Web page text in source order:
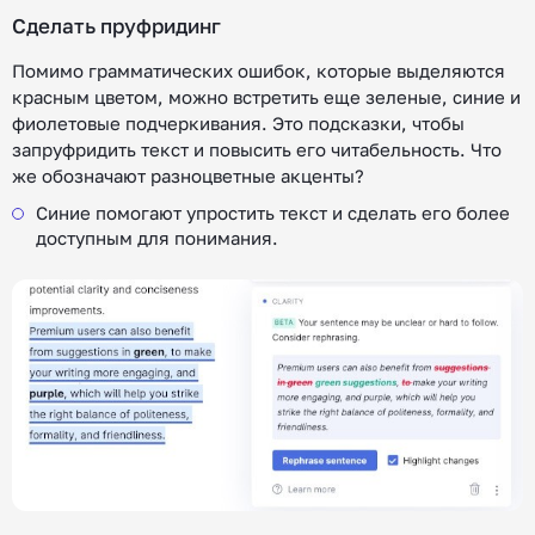
Сделать пруфридинг
Помимо грамматических ошибок, которые выделяются
красным цветом, можно встретить еще зеленые, синие и
фиолетовые подчеркивания. Это подсказки, чтобы
запруфридить текст и повысить его читабельность. Что
же обозначают разноцветные акценты?
Синие помогают упростить текст и сделать его более
доступным для понимания.